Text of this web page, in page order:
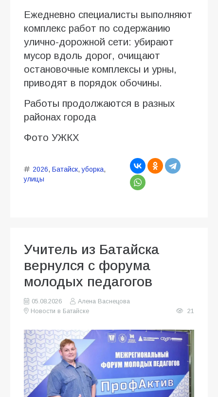
Ежедневно специалисты выполняют
комплекс работ по содержанию
улично-дорожной сети: убирают
мусор вдоль дорог, очищают
остановочные комплексы и урны,
приводят в порядок обочины.
Работы продолжаются в разных
районах города
Фото УЖКХ
2026, Батайск,уборка,
улицы
Учитель из Батайска
вернулся с форума
молодых педагогов
05.08.2026
Алена Васнецова
Новости в Батайске
21